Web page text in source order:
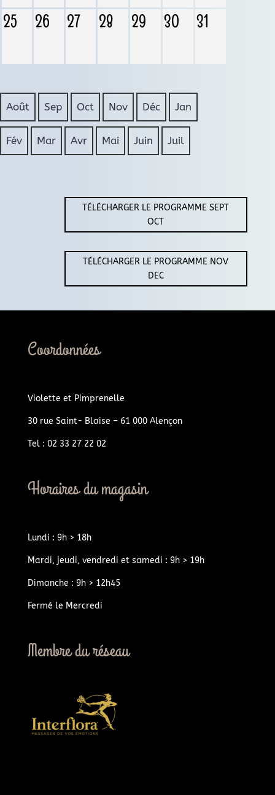
25 26 27 28 29 30 31
Août Sep Oct Nov Déc Jan
Fév Mar Avr Mai Juin Juil
TÉLÉCHARGER LE PROGRAMME SEPT
OCT
TÉLÉCHARGER LE PROGRAMME NOV
DEC
Coordonnées
Violette et Pimprenelle
30 rue Saint- Blaise – 61 000 Alençon
Tel : 02 33 27 22 02
Horaires du magasin
Lundi : 9h > 18h
Mardi, jeudi, vendredi et samedi : 9h > 19h
Dimanche : 9h > 12h45
Fermé le Mercredi
Membre du réseau